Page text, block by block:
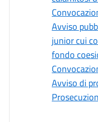
Avviso
junior cui
fondo
Avviso di